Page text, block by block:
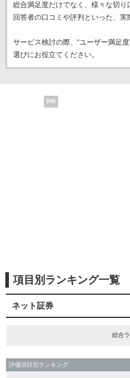
総合満足度だけでなく、様々な切り
回答者の口コミや評判といった、実
サービス検討の際、“ユーザー満足
選びにお役立てください。
PR
項目別ランキング一覧
ネット証券
総合
評価項目別ランキング